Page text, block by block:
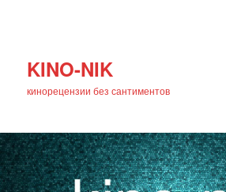
KINO-NIK
кинорецензии без сантиментов